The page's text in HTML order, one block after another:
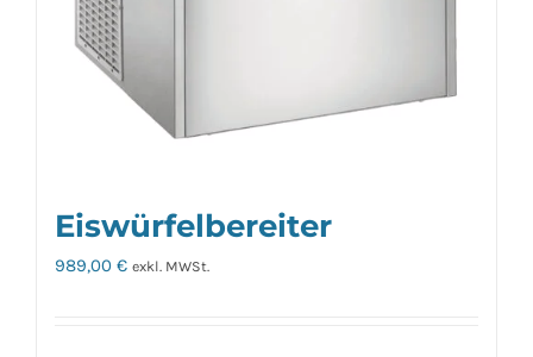
Eiswürfelbereiter
989,00 € exkl. MWSt.